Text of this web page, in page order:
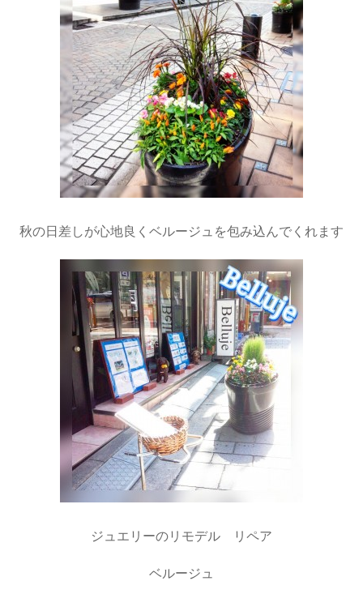
秋の日差しが心地良くベルージュを包み込んでくれます
ジュエリーのリモデル リペア
ベルージュ